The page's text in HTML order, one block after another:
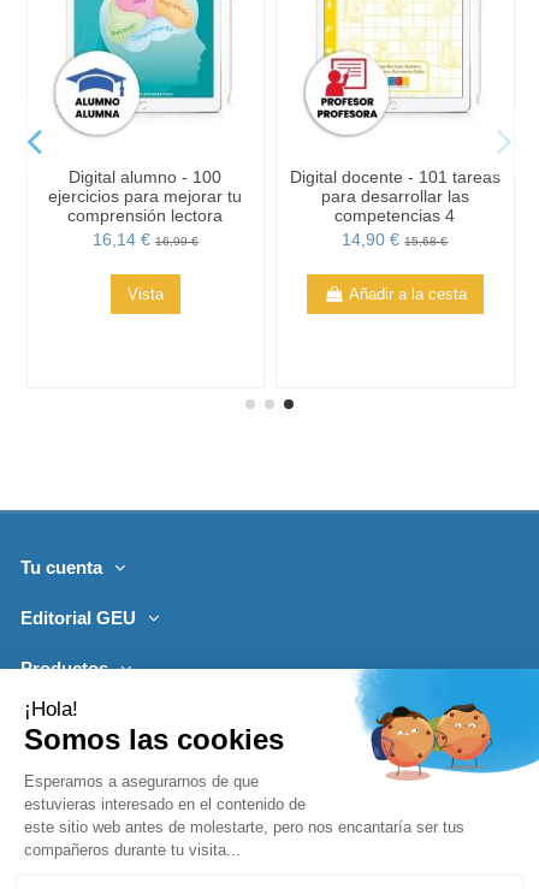
Digital alumno - 100
ejercicios para mejorar tu
comprensión lectora
16,14 € 16,99 €
Vista
Digital docente - 101 tareas
para desarrollar las
competencias 4
14,90 €15,68 €
Añadir a la cesta
Tu cuenta
Editorial GEU
Productos
Lo más leído
Síguenos